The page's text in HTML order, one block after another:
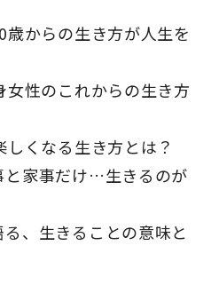
歳からの生き方が人生を
女性のこれからの生き方
くなる生き方とは？
と家事だけ…生きるのが
、生きることの意味と